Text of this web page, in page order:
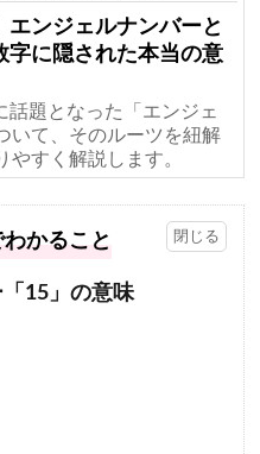
エンジェルナンバーと
字に隠された本当の意
話題となった「エンジェ
いて、そのルーツを紐解
やすく解説します。
かること
15」の意味